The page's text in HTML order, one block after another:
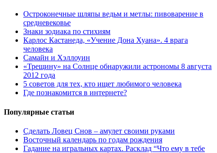
Остроконечные шляпы ведьм и метлы: пивоварение в
средневековье
Знаки зодиака по стихиям
Карлос Кастанеда, «Учение Дона Хуана». 4 врага
человека
Самайн и Хэллоуин
«Трещину» на Солнце обнаружили астрономы 8 августа
2012 года
5 советов для тех, кто ищет любимого человека
Где познакомится в интернете?
Популярные статьи
Сделать Ловец Снов – амулет своими руками
Восточный календарь по годам рождения
Гадание на игральных картах. Расклад “Что ему в тебе